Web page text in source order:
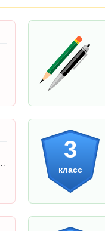
3
класс